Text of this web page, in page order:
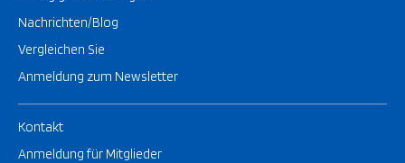
Nachrichten/Blog
Vergleichen Sie
Anmeldung zum Newsletter
Kontakt
Anmeldung für Mitglieder